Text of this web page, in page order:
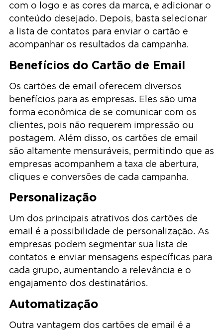
com o logo e as cores da marca, e adicionar o
conteúdo desejado. Depois, basta selecionar
a lista de contatos para enviar o cartão e
acompanhar os resultados da campanha.
Benefícios do Cartão de Email
Os cartões de email oferecem diversos
benefícios para as empresas. Eles são uma
forma econômica de se comunicar com os
clientes, pois não requerem impressão ou
postagem. Além disso, os cartões de email
são altamente mensuráveis, permitindo que as
empresas acompanhem a taxa de abertura,
cliques e conversões de cada campanha.
Personalização
Um dos principais atrativos dos cartões de
email é a possibilidade de personalização. As
empresas podem segmentar sua lista de
contatos e enviar mensagens específicas para
cada grupo, aumentando a relevância e o
engajamento dos destinatários.
Automatização
Outra vantagem dos cartões de email é a